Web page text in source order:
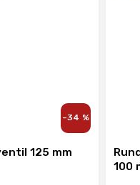
–34 %
125 mm
100